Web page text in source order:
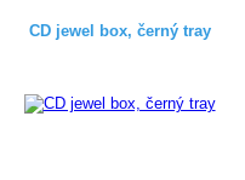
CD jewel box, černý tray